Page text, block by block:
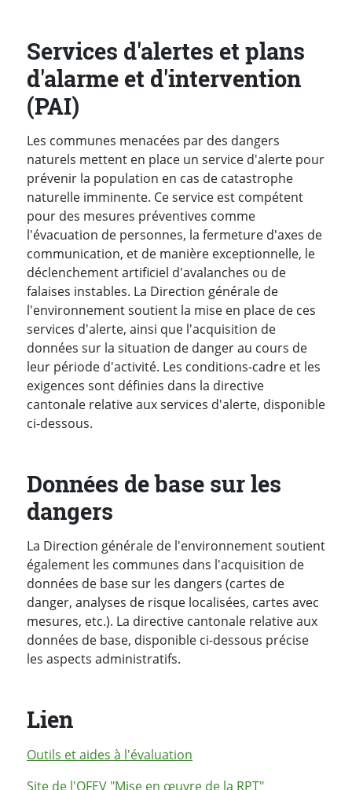
Services d'alertes et plans
d'alarme et d'intervention
(PAI)
Les communes menacées par des dangers
naturels mettent en place un service d'alerte pour
prévenir la population en cas de catastrophe
naturelle imminente. Ce service est compétent
pour des mesures préventives comme
l'évacuation de personnes, la fermeture d'axes de
communication, et de manière exceptionnelle, le
déclenchement artificiel d'avalanches ou de
falaises instables. La Direction générale de
l'environnement soutient la mise en place de ces
services d'alerte, ainsi que l'acquisition de
données sur la situation de danger au cours de
leur période d'activité. Les conditions-cadre et les
exigences sont définies dans la directive
cantonale relative aux services d'alerte, disponible
ci-dessous.
Données de base sur les
dangers
La Direction générale de l'environnement soutient
également les communes dans l'acquisition de
données de base sur les dangers (cartes de
danger, analyses de risque localisées, cartes avec
mesures, etc.). La directive cantonale relative aux
données de base, disponible ci-dessous précise
les aspects administratifs.
Lien
Outils et aides à l'évaluation
Site de l'OFEV "Mise en œuvre de la RPT"